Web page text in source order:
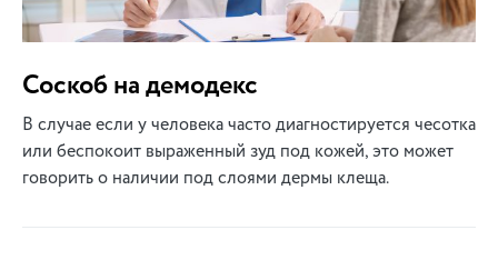
Соскоб на демодекс
В случае если у человека часто диагностируется чесотка
или беспокоит выраженный зуд под кожей, это может
говорить о наличии под слоями дермы клеща.